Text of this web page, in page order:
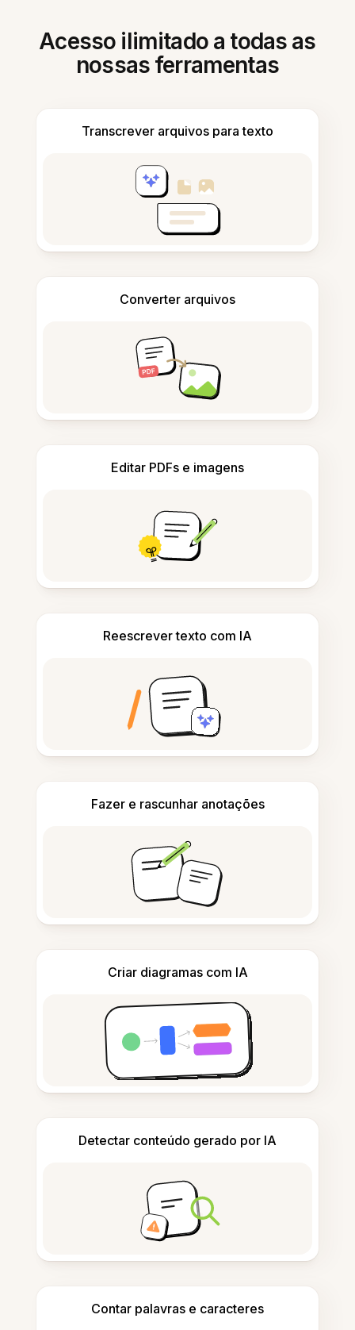
Acesso ilimitado a todas as
nossas ferramentas
Transcrever arquivos para texto
Converter arquivos
Editar PDFs e imagens
Reescrever texto com IA
Fazer e rascunhar anotações
Criar diagramas com IA
Detectar conteúdo gerado por IA
Contar palavras e caracteres